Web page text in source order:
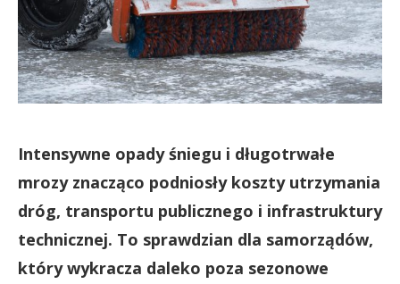
Intensywne opady śniegu i długotrwałe
mrozy znacząco podniosły koszty utrzymania
dróg, transportu publicznego i infrastruktury
technicznej. To sprawdzian dla samorządów,
który wykracza daleko poza sezonowe